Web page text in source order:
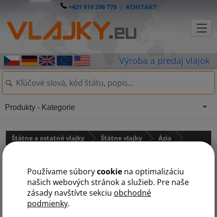
Používame súborycookie na optimalizáciu
našich webových stránok a služieb. Pre naše
zásady navštívte sekciu obchodné
podmienky.
+421 919 296 778| KONTAKT
Štátne a ostatné vlajky Štátne vlajky Ázia
Produkty - Kategorie